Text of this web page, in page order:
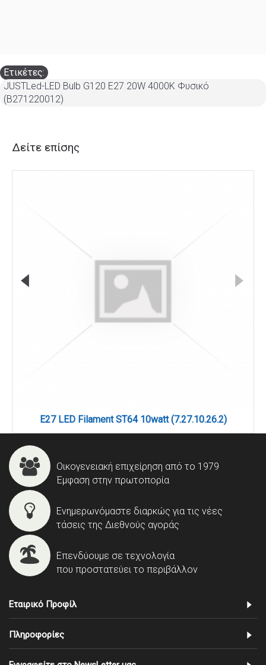
Ετικέτες:
JUSTLed-LED Bulb G120 E27 20W 4000K Φυσικό
(B271220012)
Δείτε επίσης
E27 LED Filament ST64 10watt (7.27.10.26.2)
Οικογενειακή επιχείρηση από το 1979
Έμφαση στην πρωτοπορία
Ενημερωνόμαστε διαρκώς για τις νέες
τάσεις της Διεθνούς αγοράς
Επενδύουμε σε τεχνολογία
που προστατεύει το περιβάλλον
Εταιρικό Προφίλ
Πληροφορίες